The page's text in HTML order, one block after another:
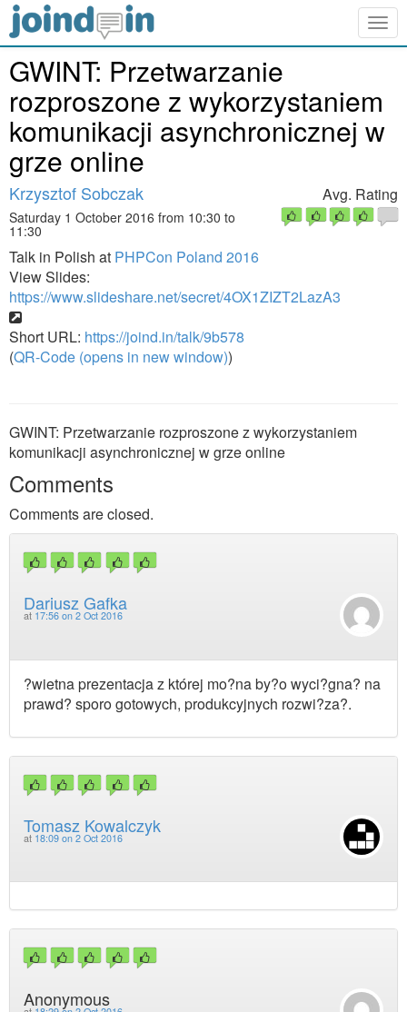
GWINT: Przetwarzanie
rozproszone z wykorzystaniem
komunikacji asynchronicznej w
grze online
Krzysztof Sobczak
Saturday 1 October 2016 from 10:30 to
11:30
Talk in Polish at PHPCon Poland 2016
View Slides:
https://www.slideshare.net/secret/4OX1ZIZT2LazA3
Short URL: https://joind.in/talk/9b578
(QR-Code (opens in new window))
Avg. Rating
GWINT: Przetwarzanie rozproszone z wykorzystaniem
komunikacji asynchronicznej w grze online
Comments
Comments are closed.
Dariusz Gafka
at 17:56 on 2 Oct 2016
?wietna prezentacja z której mo?na by?o wyci?gna? na
prawd? sporo gotowych, produkcyjnych rozwi?za?.
Tomasz Kowalczyk
at 18:09 on 2 Oct 2016
Anonymous